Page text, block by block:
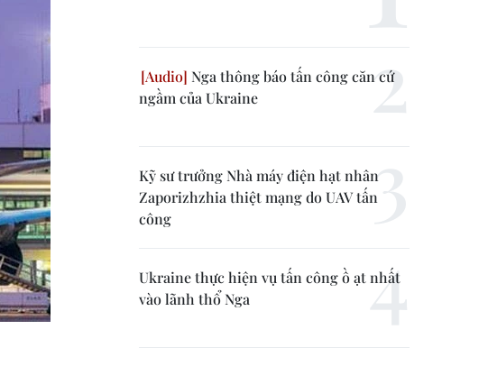
Nga thông báo tấn công căn cứ
ngầm của Ukraine
Kỹ sư trưởng Nhà máy điện hạt nhân
Zaporizhzhia thiệt mạng do UAV tấn
công
Ukraine thực hiện vụ tấn công ồ ạt nhất
vào lãnh thổ Nga